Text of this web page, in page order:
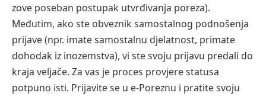
zove poseban postupak utvrđivanja poreza).
Međutim, ako ste obveznik samostalnog podnošenja
prijave (npr. imate samostalnu djelatnost, primate
dohodak iz inozemstva), vi ste svoju prijavu predali do
kraja veljače. Za vas je proces provjere statusa
potpuno isti. Prijavite se u e-Poreznu i pratite svoju